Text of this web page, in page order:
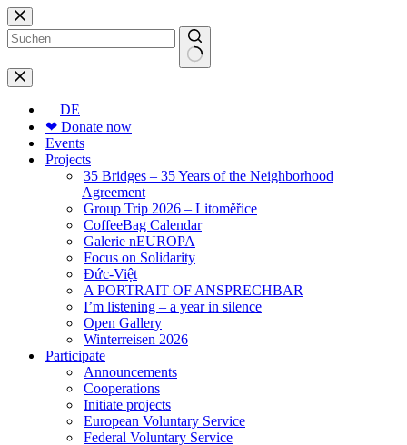
Skip
to
content
No
results
DE
❤ Donate now
Events
Projects
35 Bridges – 35 Years of the Neighborhood
Agreement
Group Trip 2026 – Litoměřice
CoffeeBag Calendar
Galerie nEUROPA
Focus on Solidarity
Đức-Việt
A PORTRAIT OF ANSPRECHBAR
I’m listening – a year in silence
Open Gallery
Winterreisen 2026
Participate
Announcements
Cooperations
Initiate projects
European Voluntary Service
Federal Voluntary Service